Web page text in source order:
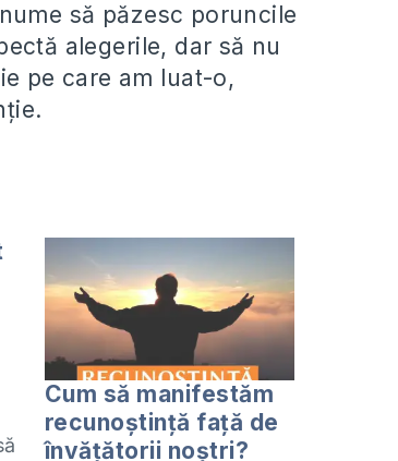
să păzesc poruncile
alegerile, dar să nu
pe care am luat-o,
Cum să manifestăm
recunoștință față de
învățătorii noștri?